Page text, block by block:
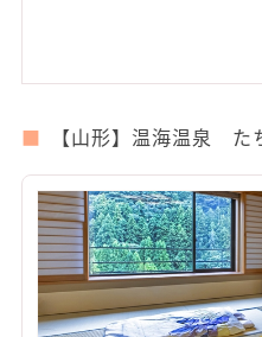
【山形】温海温泉 た